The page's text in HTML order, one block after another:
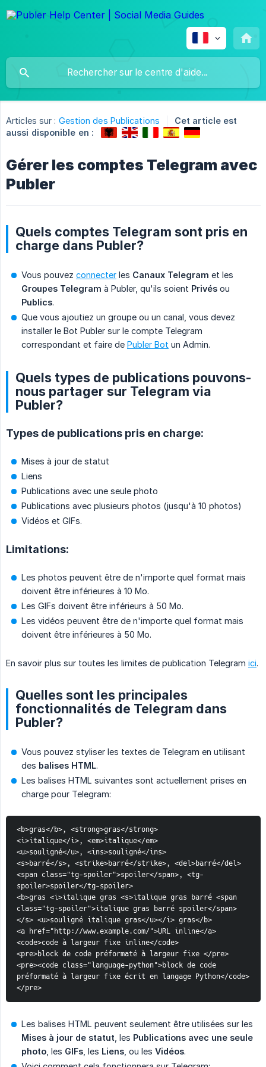
Articles sur : Gestion des Publications
Cet article est
aussi disponible en :
Gérer les comptes Telegram avec
Publer
Quels comptes Telegram sont pris en
charge dans Publer?
Vous pouvez connecter les Canaux Telegram et les
Groupes Telegram à Publer, qu'ils soient Privés ou
Publics.
Que vous ajoutiez un groupe ou un canal, vous devez
installer le Bot Publer sur le compte Telegram
correspondant et faire de Publer Bot un Admin.
Quels types de publications pouvons-
nous partager sur Telegram via
Publer?
Types de publications pris en charge:
Mises à jour de statut
Liens
Publications avec une seule photo
Publications avec plusieurs photos (jusqu'à 10 photos)
Vidéos et GIFs.
Limitations:
Les photos peuvent être de n'importe quel format mais
doivent être inférieures à 10 Mo.
Les GIFs doivent être inférieurs à 50 Mo.
Les vidéos peuvent être de n'importe quel format mais
doivent être inférieures à 50 Mo.
En savoir plus sur toutes les limites de publication Telegram ici.
Quelles sont les principales
fonctionnalités de Telegram dans
Publer?
Vous pouvez styliser les textes de Telegram en utilisant
des balises HTML.
Les balises HTML suivantes sont actuellement prises en
charge pour Telegram:
<b>gras</b>, <strong>gras</strong>
<i>italique</i>, <em>italique</em>
<u>souligné</u>, <ins>souligné</ins>
<s>barré</s>, <strike>barré</strike>, <del>barré</del>
<span class="tg-spoiler">spoiler</span>, <tg-
spoiler>spoiler</tg-spoiler>
<b>gras <i>italique gras <s>italique gras barré <span
class="tg-spoiler">italique gras barré spoiler</span>
</s> <u>souligné italique gras</u></i> gras</b>
<a href="http://www.example.com/">URL inline</a>
<code>code à largeur fixe inline</code>
<pre>block de code préformaté à largeur fixe </pre>
<pre><code class="language-python">block de code
préformaté à largeur fixe écrit en langage Python</code>
</pre>
Les balises HTML peuvent seulement être utilisées sur les
Mises à jour de statut , les Publications avec une seule
photo , les GIFs , les Liens , ou les Vidéos.